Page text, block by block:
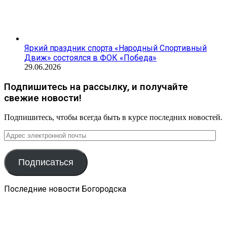
Яркий праздник спорта «Народный Спортивный
Движ» состоялся в ФОК «Победа»
29.06.2026
Подпишитесь на рассылку, и получайте
свежие новости!
Подпишитесь, чтобы всегда быть в курсе последних новостей.
Адрес
электронной
почты
Подписаться
Последние новости Богородска